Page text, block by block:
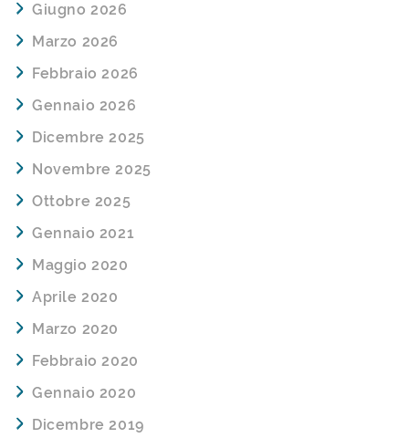
Giugno 2026
Marzo 2026
Febbraio 2026
Gennaio 2026
Dicembre 2025
Novembre 2025
Ottobre 2025
Gennaio 2021
Maggio 2020
Aprile 2020
Marzo 2020
Febbraio 2020
Gennaio 2020
Dicembre 2019